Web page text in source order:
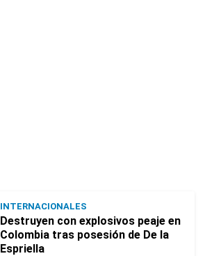
INTERNACIONALES
Destruyen con explosivos peaje en
Colombia tras posesión de De la
Espriella